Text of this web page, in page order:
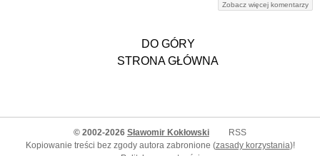
Zobacz więcej komentarzy
DO GÓRY
STRONA GŁÓWNA
© 2002-2026 Sławomir Kokłowski
RSS
Kopiowanie treści bez zgody autora zabronione (zasady korzystania)!